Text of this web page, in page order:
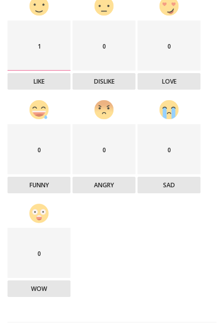
1
LIKE
0
DISLIKE
0
LOVE
0
FUNNY
0
ANGRY
0
SAD
0
WOW